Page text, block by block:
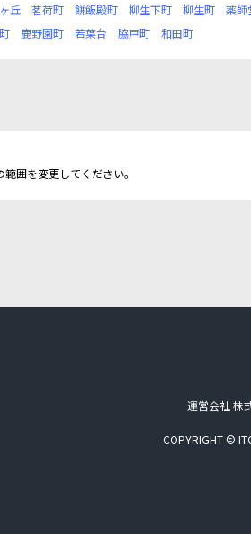
丘 茗荷町 餅飯殿町 柳生下町 柳生町 薬師
鹿野園町 若葉台 脇戸町 和田町
囲を変更してください。
運営会社 株
COPYRIGHT ©